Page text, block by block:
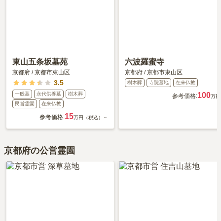
東山五条坂墓苑
京都府 /京都市東山区
3.5
一般墓 永代供養墓
樹木葬
民営霊園
在来仏教
参考価格:15万円（税込）～
六波羅蜜寺
京都府 /京都市東山区
樹木葬 寺院墓地 在来仏教
参考価格:100万円
京都府の公営霊園